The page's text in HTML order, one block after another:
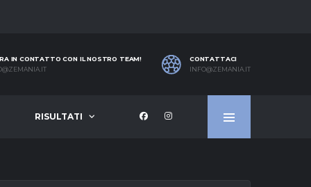
IN CONTATTO CON IL NOSTRO TEAM!
CONTATTACI
INFO@ZEMANIA.IT
RISULTATI